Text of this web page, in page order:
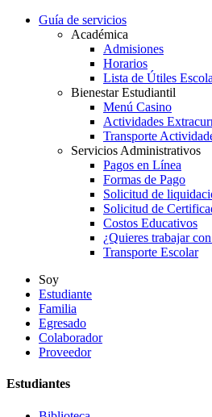
Guía de servicios
Académica
Admisiones
Horarios
Lista de Útiles
Bienestar Estudiantil
Menú Casino
Actividades
Transporte
Servicios Administrativos
Pagos en Línea
Formas de Pago
Solicitud de
Solicitud de
Costos Educativos
¿Quieres trabajar
Transporte Escolar
Soy
Estudiante
Familia
Egresado
Colaborador
Proveedor
Estudiantes